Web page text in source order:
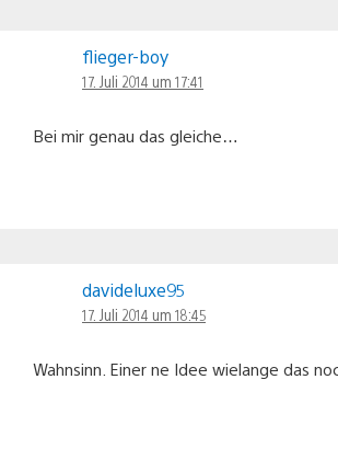
flieger-boy
17. Juli 2014 um 17:41
Bei mir genau das gleiche…
davideluxe95
17. Juli 2014 um 18:45
Wahnsinn. Einer ne Idee wielange das